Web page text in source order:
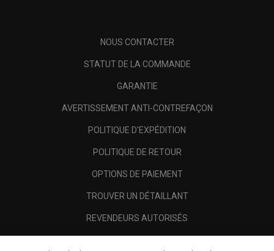
NOUS CONTACTER
STATUT DE LA COMMANDE
GARANTIE
AVERTISSEMENT ANTI-CONTREFAÇON
POLITIQUE D'EXPÉDITION
POLITIQUE DE RETOUR
OPTIONS DE PAIEMENT
TROUVER UN DÉTAILLANT
REVENDEURS AUTORISÉS